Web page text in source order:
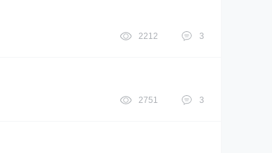
2212 3
2751 3